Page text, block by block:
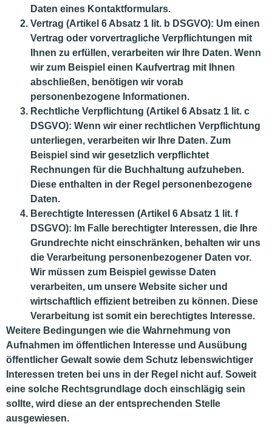
Daten eines Kontaktformulars.
Vertrag (Artikel 6 Absatz 1 lit. b DSGVO): Um einen
Vertrag oder vorvertragliche Verpflichtungen mit
Ihnen zu erfüllen, verarbeiten wir Ihre Daten. Wenn
wir zum Beispiel einen Kaufvertrag mit Ihnen
abschließen, benötigen wir vorab
personenbezogene Informationen.
Rechtliche Verpflichtung (Artikel 6 Absatz 1 lit. c
DSGVO): Wenn wir einer rechtlichen Verpflichtung
unterliegen, verarbeiten wir Ihre Daten. Zum
Beispiel sind wir gesetzlich verpflichtet
Rechnungen für die Buchhaltung aufzuheben.
Diese enthalten in der Regel personenbezogene
Daten.
Berechtigte Interessen (Artikel 6 Absatz 1 lit. f
DSGVO): Im Falle berechtigter Interessen, die Ihre
Grundrechte nicht einschränken, behalten wir uns
die Verarbeitung personenbezogener Daten vor.
Wir müssen zum Beispiel gewisse Daten
verarbeiten, um unsere Website sicher und
wirtschaftlich effizient betreiben zu können. Diese
Verarbeitung ist somit ein berechtigtes Interesse.
Weitere Bedingungen wie die Wahrnehmung von
Aufnahmen im öffentlichen Interesse und Ausübung
öffentlicher Gewalt sowie dem Schutz lebenswichtiger
Interessen treten bei uns in der Regel nicht auf. Soweit
eine solche Rechtsgrundlage doch einschlägig sein
sollte, wird diese an der entsprechenden Stelle
ausgewiesen.